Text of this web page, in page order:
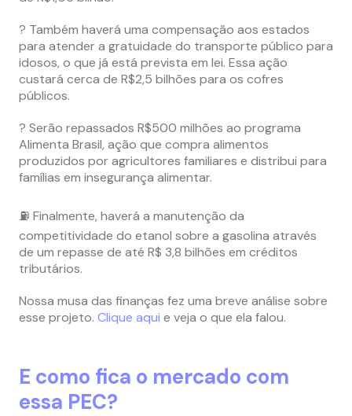
? Também haverá uma compensação aos estados
para atender a gratuidade do transporte público para
idosos, o que já está prevista em lei. Essa ação
custará cerca de R$2,5 bilhões para os cofres
públicos.
? Serão repassados R$500 milhões ao programa
Alimenta Brasil, ação que compra alimentos
produzidos por agricultores familiares e distribui para
famílias em insegurança alimentar.
⛽️ Finalmente, haverá a manutenção da
competitividade do etanol sobre a gasolina através
de um repasse de até R$ 3,8 bilhões em créditos
tributários.
Nossa musa das finanças fez uma breve análise sobre
esse projeto. Clique aqui e veja o que ela falou.
E como fica o mercado com
essa PEC?